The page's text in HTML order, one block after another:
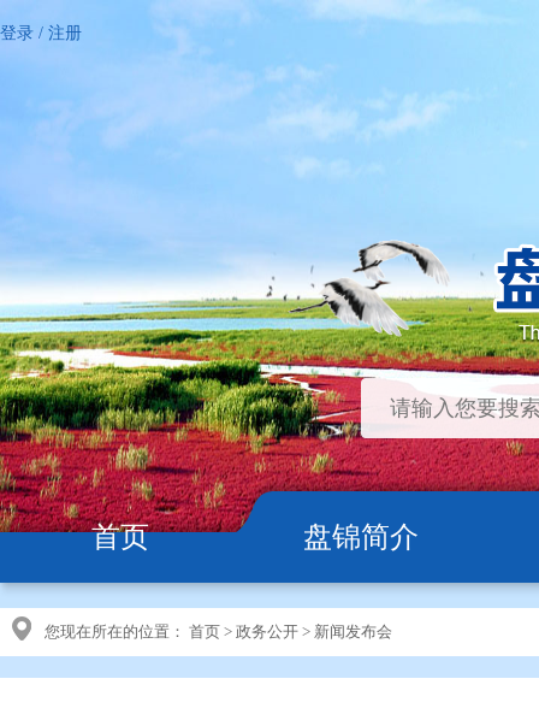
登录 / 注册
首页 盘锦简介
您现在所在的位置： 首页 > 政务公开 > 新闻发布会